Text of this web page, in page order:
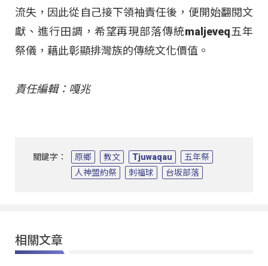
流失，因此從自己接下領袖責任後，便開始翻閱文
獻、進行田調，希望再現部落傳統maljeveq五年
祭儀，藉此彰顯排灣族的傳統文化價值。
責任編輯：嘎兆
關鍵字： 原鄉 教文 Tjuwaqau
五年祭
人神盟約祭
刺福球 台坂部落
相關文章